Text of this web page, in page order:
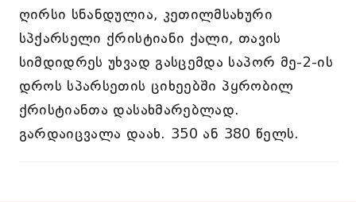
ღირსი სნანდულია, კეთილმსახური
სპქარსელი ქრისტიანი ქალი, თავის
სიმდიდრეს უხვად გასცემდა საპორ მე-2-ის
დროს სპარსეთის ციხეებში პყრობილ
ქრისტიანთა დასახმარებლად.
გარდაიცვალა დაახ. 350 ან 380 წელს.